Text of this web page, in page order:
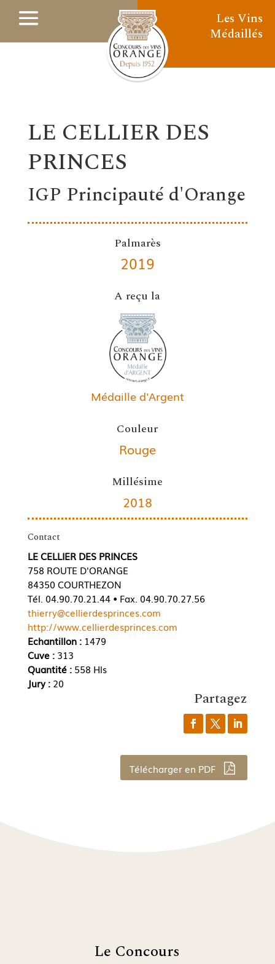
Les Vins
Médaillés
LE CELLIER DES
PRINCES
IGP Principauté d'Orange
Palmarès
2019
A reçu la
Médaille d'Argent
Couleur
Rouge
Millésime
2018
Contact
LE CELLIER DES PRINCES
758 ROUTE D'ORANGE
84350 COURTHEZON
Tél. 04.90.70.21.44 • Fax. 04.90.70.27.56
thierry@cellierdesprinces.com
http://www.cellierdesprinces.com
Echantillon :1479
Cuve : 313
Quantité : 558 Hls
Jury : 20
Partagez
Télécharger en PDF
Le Concours